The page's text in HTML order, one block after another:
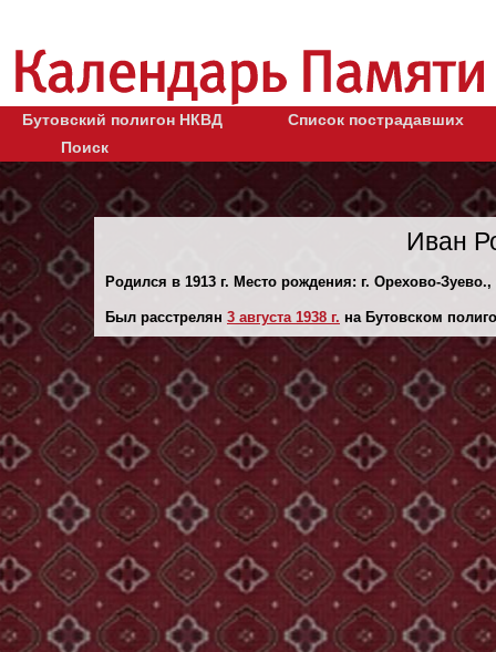
Бутовский полигон НКВД
Список пострадавших
Поиск
Иван
Родился в 1913 г. Место рождения: г. Орехово-
Был расстрелян 3 августа 1938 г. на Бутовском